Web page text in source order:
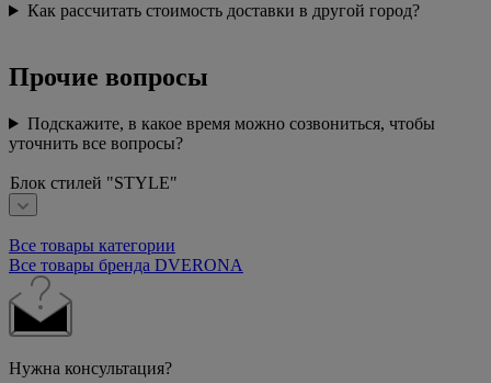
Как рассчитать стоимость доставки в другой город?
Прочие вопросы
Подскажите, в какое время можно созвониться, чтобы
уточнить все вопросы?
Блок стилей "STYLE"
Все товары категории
Все товары бренда DVERONA
Нужна консультация?